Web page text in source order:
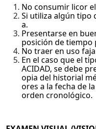
No consumir licor
Si utiliza algún tipo
a.
Presentarse en
posición de tiempo
No traer en uso
En el caso que el
ACIDAD, se debe
opia del historial
ores a la fecha de
orden cronológico.